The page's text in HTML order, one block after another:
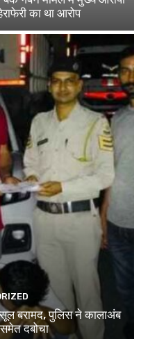
का था आरोप
बरामद, पुलिस ने कालाअंब
दबोचा